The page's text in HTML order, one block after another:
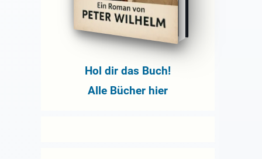
Hol dir das Buch!
Alle Bücher hier